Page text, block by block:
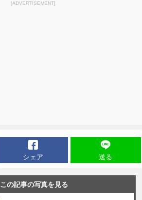
[ADVERTISEMENT]
シェア 送る
この記事の写真を見る